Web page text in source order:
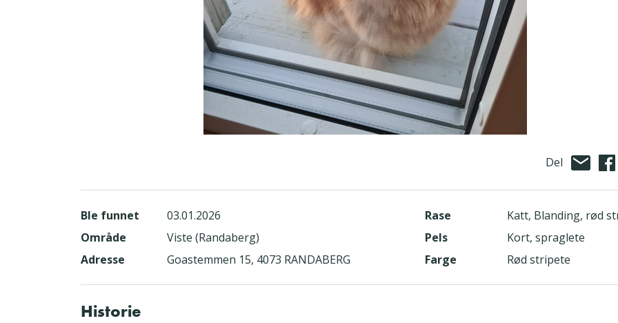
Del
Ble funnet
03.01.2026
Område
Viste (Randaberg)
Adresse
Goastemmen 15, 4073 RANDABERG
Rase
Katt, Blanding, rød
Pels
Kort, spraglete
Farge
Rød stripete
Historie